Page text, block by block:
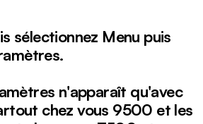
sélectionnez Menu puis
.
n'apparaît qu'avec
chez vous 9500 et les